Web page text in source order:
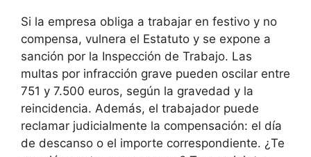
Si la empresa obliga a trabajar en festivo y no
compensa, vulnera el Estatuto y se expone a
sanción por la Inspección de Trabajo. Las
multas por infracción grave pueden oscilar entre
751 y 7.500 euros, según la gravedad y la
reincidencia. Además, el trabajador puede
reclamar judicialmente la compensación: el día
de descanso o el importe correspondiente. ¿Te